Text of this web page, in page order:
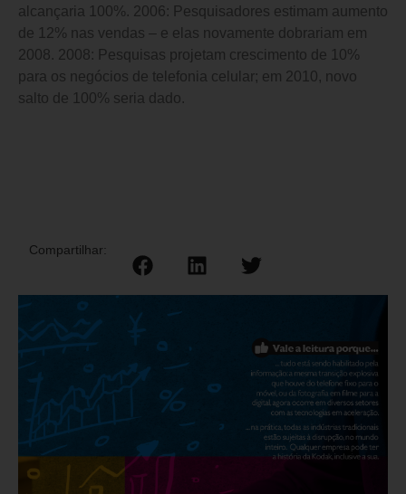
alcançaria 100%. 2006: Pesquisadores estimam aumento
de 12% nas vendas – e elas novamente dobrariam em
2008. 2008: Pesquisas projetam crescimento de 10%
para os negócios de telefonia celular; em 2010, novo
salto de 100% seria dado.
Compartilhar: